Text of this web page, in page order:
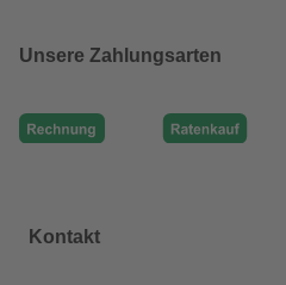
Unsere Zahlungsarten
Kontakt